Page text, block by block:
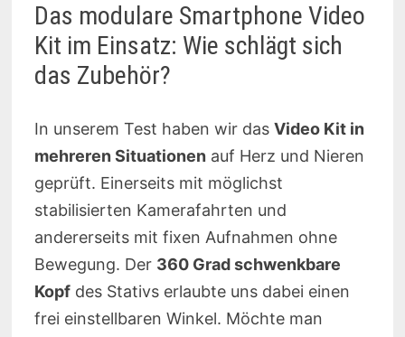
Das modulare Smartphone Video
Kit im Einsatz: Wie schlägt sich
das Zubehör?
In unserem Test haben wir das Video Kit in
mehreren Situationen auf Herz und Nieren
geprüft. Einerseits mit möglichst
stabilisierten Kamerafahrten und
andererseits mit fixen Aufnahmen ohne
Bewegung. Der 360 Grad schwenkbare
Kopfdes Stativs erlaubte uns dabei einen
frei einstellbaren Winkel. Möchte man